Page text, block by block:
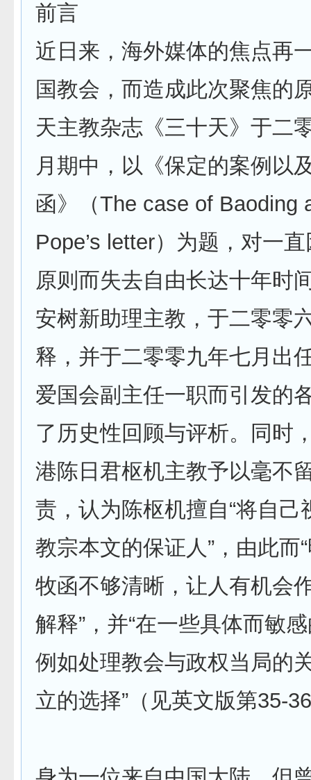
前言
近日来，海外媒体的焦点再
国教会，而造成此次聚焦的
天主教杂志《三十天》于二
月期中，以《保定的案例以
函》（The case of Baoding
Pope’s letter）为题，对一
原则而失去自由长达十年时
安树新助理主教，于二零零
释，并于二零零九年七月出
爱国会副主任一职而引发的
了历史性回顾与评析。同时
港陈日君枢机主教予以毫不
责，认为陈枢机擅自“将自己
教宗本文的保证人”，由此而
牧函不够清晰，让人有机会
解释”，并“在一些具体而敏
例如处理教会与政权当局的
立的选择”（见英文版第35-